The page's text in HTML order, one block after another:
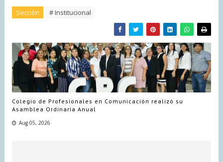
Sección # Institucional
Colegio de Profesionales en Comunicación realizó su
Asamblea Ordinaria Anual
Aug 05, 2026